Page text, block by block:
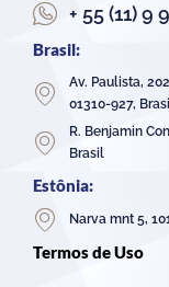
+ 55 (11) 9
Brasil:
Av. Paulista,
01310-927,
R. Benjamin
Brasil
Estônia:
Narva mnt 5,
Termos de Uso